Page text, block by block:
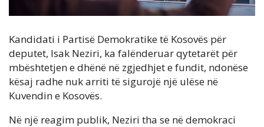
Kandidati i Partisë Demokratike të Kosovës për
deputet, Isak Neziri, ka falënderuar qytetarët për
mbështetjen e dhënë në zgjedhjet e fundit, ndonëse
kësaj radhe nuk arriti të sigurojë një ulëse në
Kuvendin e Kosovës.
Në një reagim publik, Neziri tha se në demokraci